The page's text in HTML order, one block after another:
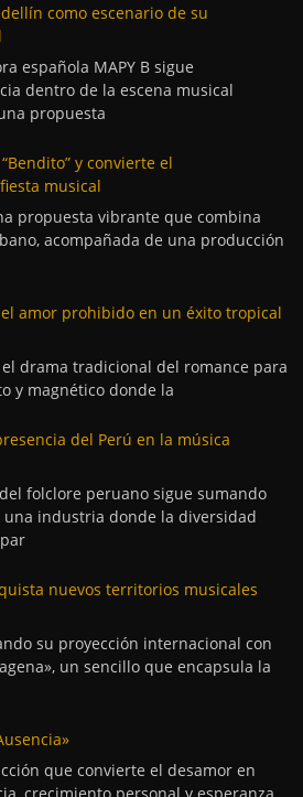
como escenario de su
española MAPY B sigue
dentro de la escena musical
propuesta
y convierte el
musical
propuesta vibrante que combina
acompañada de una producción
amor prohibido en un éxito tropical
drama tradicional del romance para
y magnético donde la
del Perú en la música
folclore peruano sigue sumando
una industria donde la diversidad
nuevos territorios musicales
su proyección internacional con
un sencillo que encapsula la
que convierte el desamor en